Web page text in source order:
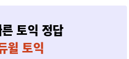
토익 정답
윌 토익
강의!
하다